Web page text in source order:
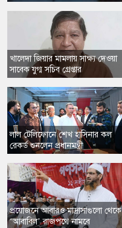
​খালেদা জিয়ার মামলায় সাক্ষ্য দেওয়া
সাবেক যুগ্ম সচিব গ্রেপ্তার
​লাল টেলিফোনে শেখ হাসিনার কল
রেকর্ড শুনলেন প্রধানমন্ত্রী
​প্রয়োজনে আবারও মাদ্রাসাগুলো থেকে
‘আবাবিল’ রাজপথে নামবে